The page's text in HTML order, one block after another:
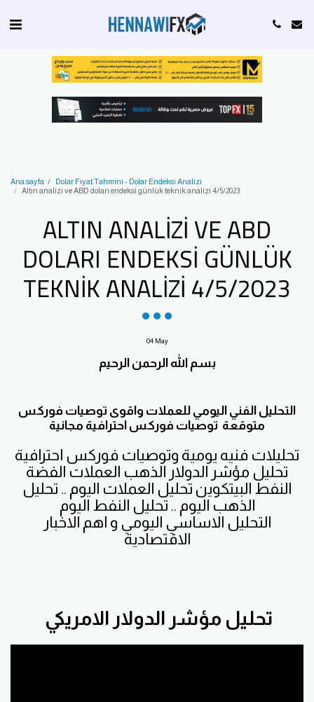
Ana sayfa
Dolar Fiyat Tahmini - Dolar Endeksi Analizi
Altın analizi ve ABD doları endeksi günlük teknik analizi 4/5/2023
ALTIN ANALIZI VE ABD
DOLARI ENDEKSI GÜNLÜK
TEKNIK ANALIZI 4/5/2023
04 May
بسم الله الرحمن الرحيم
التحليل الفني اليومي للعملات واقوى توصيات فوركس
متوقعة توصيات فوركس احترافية مجانية
تحليلات فنيه يومية وتوصيات فوركس احترافية
تحليل مؤشر الدولار الذهب العملات الفضة
النفط البيتكوين تحليل العملات اليوم .. تحليل
الذهب اليوم .. تحليل النفط اليوم
التحليل الاساسي اليومي و اهم الاخبار
الاقتصادية
تحليل مؤشر الدولار الامريكي